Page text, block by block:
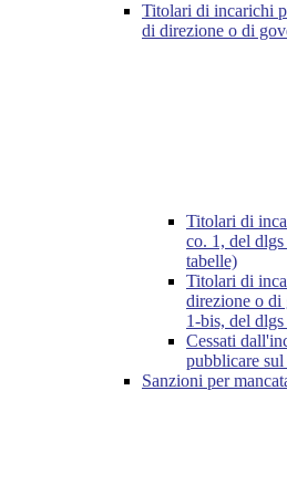
Titolari di incarichi
di direzione o di
Titolari di
co. 1, del
tabelle)
Titolari di
direzione o di
1-bis, del
Cessati
pubblicare
Sanzioni per